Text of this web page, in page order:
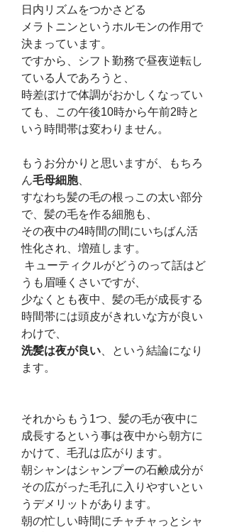
日内リズムをつかさどる
メラトニンというホルモンの作用で
決まっています。
ですから、シフト勤務で昼夜逆転し
ている人であろうと、
時差ぼけで体調がおかしくなってい
ても、この午後10時から午前2時と
いう時間帯は変わりません。
もうお分かりと思いますが、もちろ
ん毛母細胞、
すなわち髪の毛の根っこの太い部分
で、髪の毛を作る細胞も、
その夜中の4時間の間にいちばん活
性化され、増殖します。
うも眉唾くさいですが、
少なくとも夜中、髪の毛が成長する
時間帯には頭皮がきれいな方が良い
わけで、
洗髪は夜が良い 、という結論になり
ます。
それからもう1つ、髪の毛が夜中に
成長するという事は夜中から朝方に
かけて、毛孔は広がります。
朝シャンはシャンプーの石鹸成分が
その広がった毛孔に入りやすいとい
うデメリットがあります。
朝の忙しい時間にチャチャっとシャ